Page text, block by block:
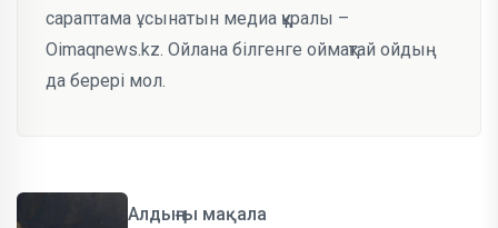
сараптама ұсынатын медиа құралы –
Oimaqnews.kz. Ойлана білгенге оймақтай ойдың
да берері мол.
Алдыңғы мақала